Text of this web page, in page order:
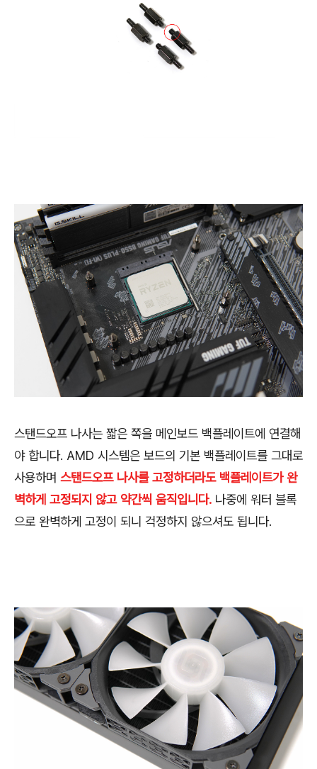
스탠드오프 나사는 짧은 쪽을 메인보드 백플레이트에 연결해
야 합니다. AMD 시스템은 보드의 기본 백플레이트를 그대로
사용하며 스탠드오프 나사를 고정하더라도 백플레이트가 완
벽하게 고정되지 않고 약간씩 움직입니다. 나중에 워터 블록
으로 완벽하게 고정이 되니 걱정하지 않으셔도 됩니다.